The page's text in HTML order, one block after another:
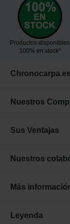
Productos disponibles
100% en stock³
Chronocarpa.es
Nuestros
Sus Ventajas
Nuestros
Más
Leyenda